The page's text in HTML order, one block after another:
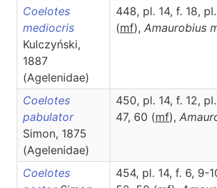
Coelotes
mediocris
Kulczyński,
1887
(Agelenidae)
448, pl. 14, f. 18,
(mf), Amaurobius
Coelotes
pabulator
Simon, 1875
(Agelenidae)
450, pl. 14, f. 12,
47, 60 (mf),
Coelotes
454, pl. 14, f. 6, 9-